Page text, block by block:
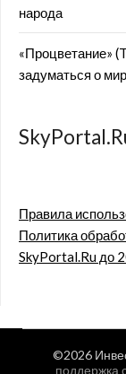
народа
«Процветание»
задуматься о
Правила
Политика
SkyPortal.Ru до
©2026
поддержка